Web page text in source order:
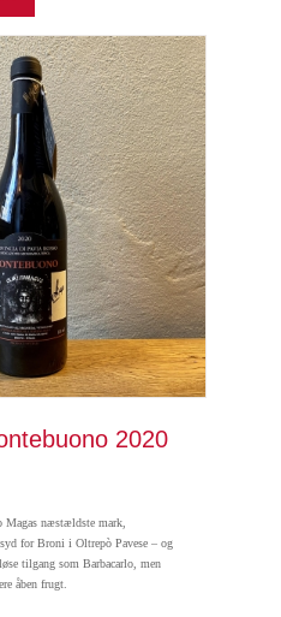
2020
Magas næstældste mark,
for Broni i Oltrepò Pavese – og
tilgang som Barbacarlo, men
åben frugt.